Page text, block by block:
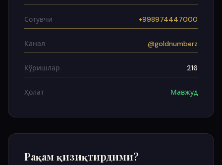
Сотувчи +998974447000
Канал @goldnumberz
Кўришлар 216
Ҳолат Мавжуд
Рақам қизиқтирдими?